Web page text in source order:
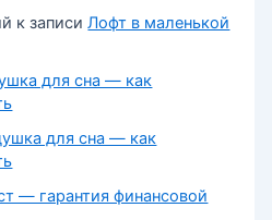
к записиЛофт в маленькой
для сна — как
для сна — как
— гарантия финансовой